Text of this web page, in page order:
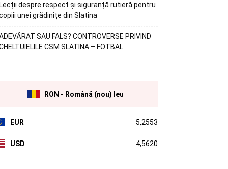
Lecții despre respect și siguranță rutieră pentru
unei grădinițe din Slatina
SAU FALS? CONTROVERSE PRIVIND
CSM SLATINA – FOTBAL
RON - Română (nou) leu
EUR 5,2553
USD 4,5620